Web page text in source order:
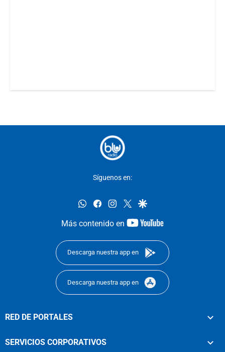
Síguenos en:
whatsappfacebookinstagram
twittergoogle
Más contenido en
youtube-
Descarga nuestra app en
Descarga nuestra app en
RED DE PORTALES
SERVICIOS CORPORATIVOS